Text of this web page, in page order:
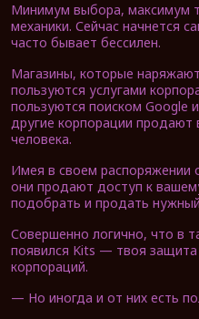
Минимум выбора, максимум
механики. Сейчас начнется
часто бывает бессилен.
Магазины, которые
пользуются услугами
пользуются поиском Google
другие корпорации продают
человека.
Имея в своем распоряжении
они продают доступ к
подобрать и продать
Совершенно логично, что в
появился Kits — твоя
корпораций.
— Но иногда и от них есть